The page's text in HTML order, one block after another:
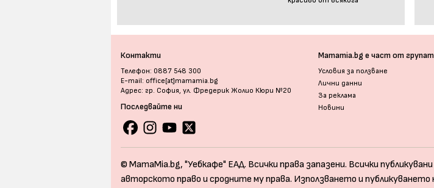
Контакти
Телефон: 0887 548 300
E-mail: office[at]mamamia.bg
Адрес: гр. София, ул. Фредерик Жолио Кюри №20
Последвайте ни
Mamamia.bg е част от
Условия за ползване
Лични данни
За реклама
Новини
© MamaMia.bg, "Уебкафе" ЕАД. Всички права запазени. Всички
авторското право и сродните му права. Използването и